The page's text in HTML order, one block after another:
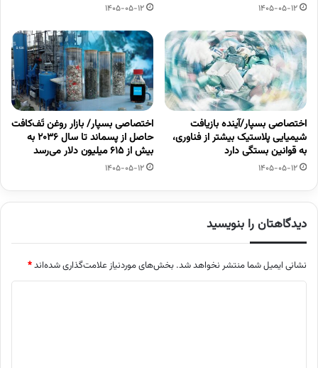
1405-05-12
1405-05-12
اختصاصی بسپار/آینده بازیافت
شیمیایی پلاستیک بیشتر از فناوری،
به قوانین بستگی دارد
1405-05-12
اختصاصی بسپار/ بازار روغن تَف‌کافت
حاصل از پسماند تا سال ۲۰۳۶ به
بیش از ۶۱۵ میلیون دلار می‌رسد
1405-05-12
دیدگاهتان را بنویسید
نشانی ایمیل شما منتشر نخواهد شد. بخش‌های موردنیاز علامت‌گذاری شده‌اند*